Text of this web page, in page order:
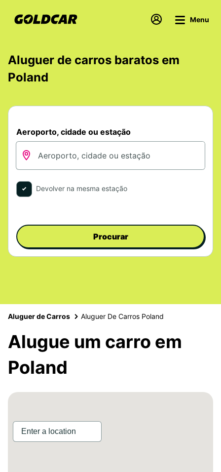
Menu
Aluguer de carros baratos em
Poland
Aeroporto, cidade ou estação
Devolver na mesma estação
Procurar
Aluguer de Carros Aluguer De Carros Poland
Alugue um carro em
Poland